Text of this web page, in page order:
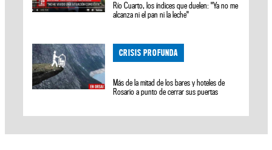
Río Cuarto, los índices que duelen: "Ya no me
alcanza ni el pan ni la leche"
CRISIS PROFUNDA
Más de la mitad de los bares y hoteles de
Rosario a punto de cerrar sus puertas